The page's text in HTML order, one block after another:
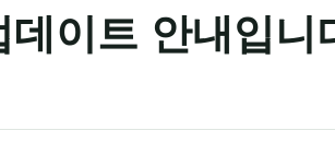
데이트 안내입니